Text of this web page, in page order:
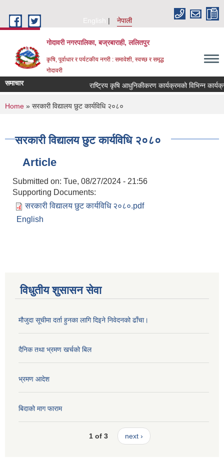
English
नेपाली
गोदावरी नगरपालिका, बज्रबाराही, ललितपुर
कृषि, पूर्वाधार र पर्यटकीय नगरी : समावेशी, स्वच्छ र समृद्ध
गोदावरी
समाचार
You are here
Home » सरकारी विद्यालय छुट कार्यविधि २०८०
सरकारी विद्यालय छुट कार्यविधि २०८०
Article
Submitted on: Tue, 08/27/2024 - 21:56
Supporting Documents:
सरकारी विद्यालय छुट कार्यविधि २०८०.pdf
English
विधुतीय शुसासन सेवा
मौजुदा सूचीमा दर्ता हुनका लागि दिइने निवेदनको ढाँचा।
दैनिक तथा भ्रमण खर्चको बिल
भ्रमण आदेश
बिदाको माग फाराम
1 of 3 next ›